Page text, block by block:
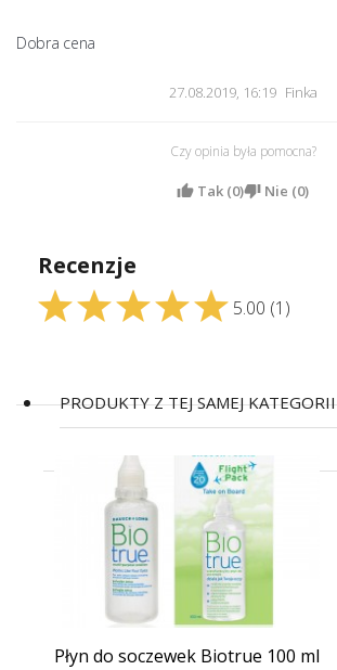
Dobra cena
27.08.2019, 16:19 Finka
Czy opinia była pomocna?
Tak (0) Nie (0)
Recenzje
5.00 (1)
PRODUKTY Z TEJ SAMEJ KATEGORII
Płyn do soczewek Biotrue 100 ml